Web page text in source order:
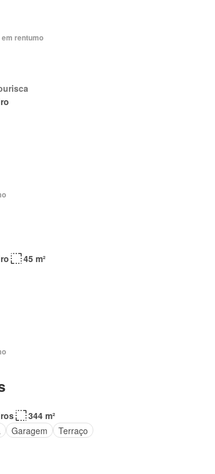
em rentumo
45 m²
344 m²
Garagem Terraço